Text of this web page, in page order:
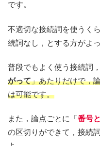
です。
不適切な接続詞を使うく
続詞なし，とする方がよ
普段でもよく使う接続詞，
がって」あたりだけで，
は可能です。
また，論点ごとに「 番号
の区切りができて，接続